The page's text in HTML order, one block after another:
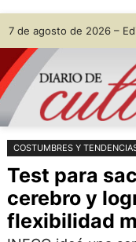
Saltar
al
contenido
Skip
to
content
7 de agosto de 2026 –
COSTUMBRES Y
Test para
cerebro y
flexibilidad